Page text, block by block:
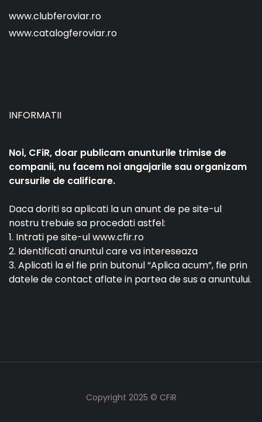
www.clubferoviar.ro
www.catalogferoviar.ro
INFORMATII
Noi, CFiR, doar publicam anunturile trimise de
companii, nu facem noi angajarile sau organizam
cursurile de calificare.
Daca doriti sa aplicati la un anunt de pe site-ul
nostru trebuie sa procedati astfel:
1. Intrati pe site-ul www.cfir.ro
2. Identificati anuntul care va intereseaza
3. Aplicati la el fie prin butonul “Aplica acum”, fie prin
datele de contact aflate in partea de sus a anuntului.
Copyright 2025 © CFiR